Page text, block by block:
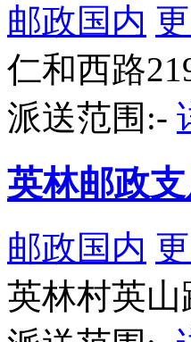
邮政国内
仁和西路
派送范围:-
英林邮政
邮政国内
英林村英山